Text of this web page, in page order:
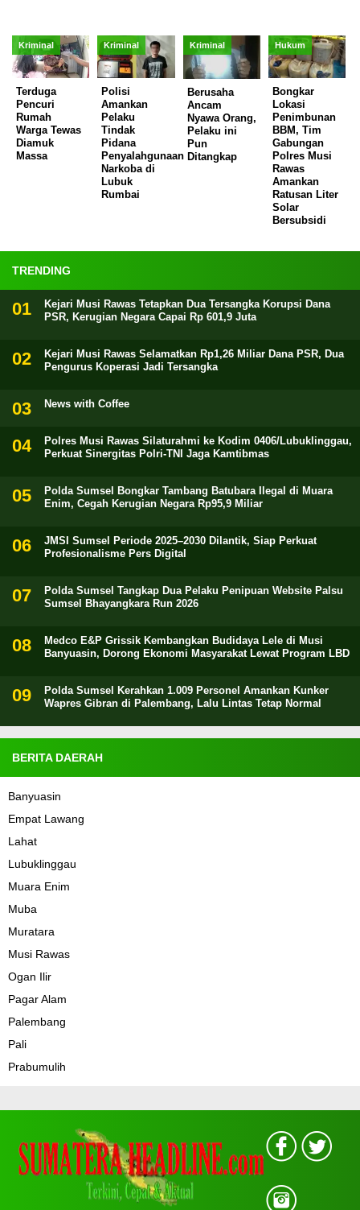
Kriminal
Terduga
Pencuri
Rumah
Warga Tewas
Diamuk
Massa
Kriminal
Polisi
Amankan
Pelaku
Tindak
Pidana
Penyalahgunaan
Narkoba di
Lubuk
Rumbai
Kriminal
Berusaha
Ancam
Nyawa Orang,
Pelaku ini
Pun
Ditangkap
Hukum
Bongkar
Lokasi
Penimbunan
BBM, Tim
Gabungan
Polres Musi
Rawas
Amankan
Ratusan Liter
Solar
Bersubsidi
TRENDING
Kejari Musi Rawas Tetapkan Dua Tersangka Korupsi Dana
PSR, Kerugian Negara Capai Rp 601,9 Juta
Kejari Musi Rawas Selamatkan Rp1,26 Miliar Dana PSR, Dua
Pengurus Koperasi Jadi Tersangka
News with Coffee
Polres Musi Rawas Silaturahmi ke Kodim 0406/Lubuklinggau,
Perkuat Sinergitas Polri-TNI Jaga Kamtibmas
Polda Sumsel Bongkar Tambang Batubara Ilegal di Muara
Enim, Cegah Kerugian Negara Rp95,9 Miliar
JMSI Sumsel Periode 2025–2030 Dilantik, Siap Perkuat
Profesionalisme Pers Digital
Polda Sumsel Tangkap Dua Pelaku Penipuan Website Palsu
Sumsel Bhayangkara Run 2026
Medco E&P Grissik Kembangkan Budidaya Lele di Musi
Banyuasin, Dorong Ekonomi Masyarakat Lewat Program LBD
Polda Sumsel Kerahkan 1.009 Personel Amankan Kunker
Wapres Gibran di Palembang, Lalu Lintas Tetap Normal
BERITA DAERAH
Banyuasin
Empat Lawang
Lahat
Lubuklinggau
Muara Enim
Muba
Muratara
Musi Rawas
Ogan Ilir
Pagar Alam
Palembang
Pali
Prabumulih